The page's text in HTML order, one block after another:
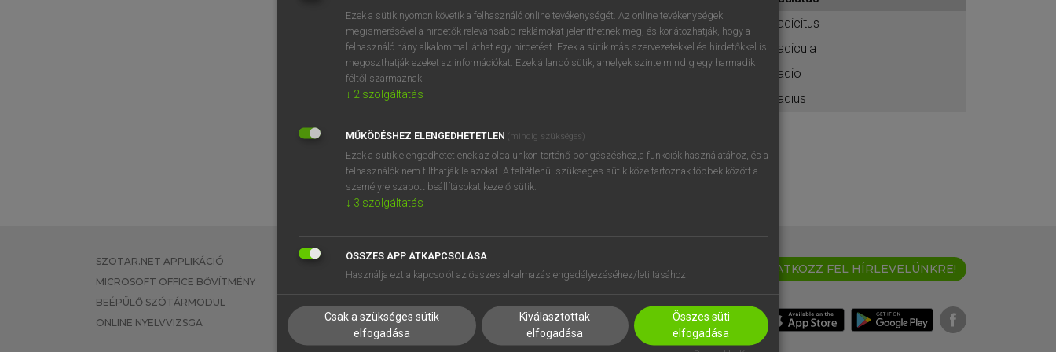
BELÉPÉS
próbaverziójának elindításához
regisztrálok ésbelépek.
REGISZTRÁCIÓ
radicitus
radicula
radio
radius
SZOTAR.NET APPLIKÁCIÓ
MICROSOFT OFFICE BŐVÍTMÉNY
BEÉPÜLŐ SZÓTÁRMODUL
ONLINE NYELVVIZSGA
EGYÉNI FELHASZNÁLÓKNAK
TANULÓKNAK
VÁLLALATI MEGOLDÁSOK
SÚGÓ
RÓLUNK
SÜTI BEÁLLÍTÁSOK
IRATKOZZ FEL HÍRLEVELÜNKRE!
Ezek a sütik nyomon követik a felhasználó online tevékenységét. Az online tevékenységek
megismerésével a hirdetők relevánsabb reklámokat jeleníthetnek meg, és korlátozhatják, hogy a
felhasználó hány alkalommal láthat egy hirdetést. Ezek a sütik más szervezetekkel és hirdetőkkel is
megoszthatják ezeket az információkat. Ezek állandó sütik, amelyek szinte mindig egy harmadik
féltől származnak.
↓ 2 szolgáltatás
MŰKÖDÉSHEZ ELENGEDHETETLEN (mindig szükséges)
Ezek a sütik elengedhetetlenek az oldalunkon történő böngészéshez,a funkciók használatához, és a
felhasználók nem tilthatják le azokat. A feltétlenül szükséges sütik közé tartoznak többek között a
személyre szabott beállításokat kezelő sütik.
↓ 3 szolgáltatás
ÖSSZES APP ÁTKAPCSOLÁSA
Használja ezt a kapcsolót az összes alkalmazás engedélyezéséhez/letiltásához.
Csak a szükséges sütik
elfogadása
Kiválasztottak
elfogadása
Összes süti
elfogadása